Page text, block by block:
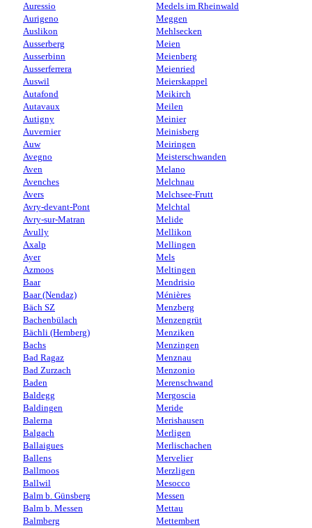
Auressio
Aurigeno
Auslikon
Ausserberg
Ausserbinn
Ausserferrera
Auswil
Autafond
Autavaux
Autigny
Auvernier
Auw
Avegno
Aven
Avenches
Avers
Avry-devant-Pont
Avry-sur-Matran
Avully
Axalp
Ayer
Azmoos
Baar
Baar (Nendaz)
Bäch SZ
Bachenbülach
Bächli (Hemberg)
Bachs
Bad Ragaz
Bad Zurzach
Baden
Baldegg
Baldingen
Balerna
Balgach
Ballaigues
Ballens
Ballmoos
Ballwil
Balm b. Günsberg
Balm b. Messen
Balmberg
Medels im Rheinwald
Meggen
Mehlsecken
Meien
Meienberg
Meienried
Meierskappel
Meikirch
Meilen
Meinier
Meinisberg
Meiringen
Meisterschwanden
Melano
Melchnau
Melchsee-Frutt
Melchtal
Melide
Mellikon
Mellingen
Mels
Meltingen
Mendrisio
Ménières
Menzberg
Menzengrüt
Menziken
Menzingen
Menznau
Menzonio
Merenschwand
Mergoscia
Meride
Merishausen
Merligen
Merlischachen
Mervelier
Merzligen
Mesocco
Messen
Mettau
Mettembert